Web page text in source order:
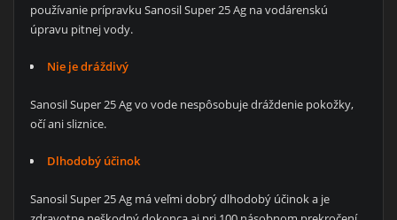
používanie prípravku Sanosil Super 25 Ag na vodárenskú
úpravu pitnej vody.
Nie je dráždivý
Sanosil Super 25 Ag vo vode nespôsobuje dráždenie pokožky,
očí ani sliznice.
Dlhodobý účinok
Sanosil Super 25 Ag má veľmi dobrý dlhodobý účinok a je